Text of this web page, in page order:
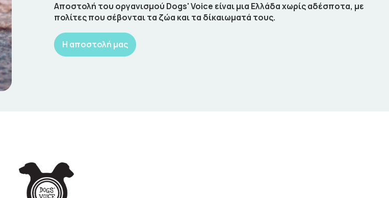
Αποστολή του οργανισμού Dogs' Voice είναι μια Ελλάδα χωρίς αδέσποτα, με
πολίτες που σέβονται τα ζώα και τα δίκαιωματά τους.
Η αποστολή μας